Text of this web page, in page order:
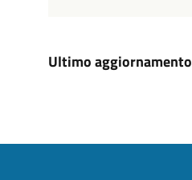
Ultimo aggiornamento